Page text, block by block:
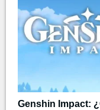
Genshin Impact: